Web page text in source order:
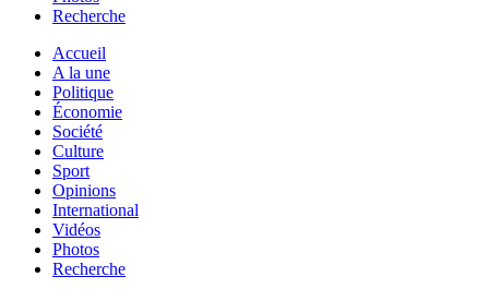
Recherche
Accueil
A la une
Politique
Économie
Société
Culture
Sport
Opinions
International
Vidéos
Photos
Recherche